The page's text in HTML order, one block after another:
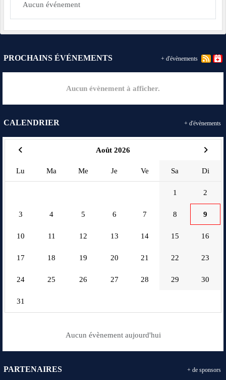
Aucun événement
PROCHAINS ÉVÉNEMENTS
Aucun évènement à afficher.
+ d'évènements
CALENDRIER
Août 2026
Lu Ma Me Je Ve Sa Di
1 2
3 4 5 6 7 8 9
10 11 12 13 14 15 16
17 18 19 20 21 22 23
24 25 26 27 28 29 30
31
Aucun évènement aujourd'hui
+ d'évènements
PARTENAIRES + de sponsors